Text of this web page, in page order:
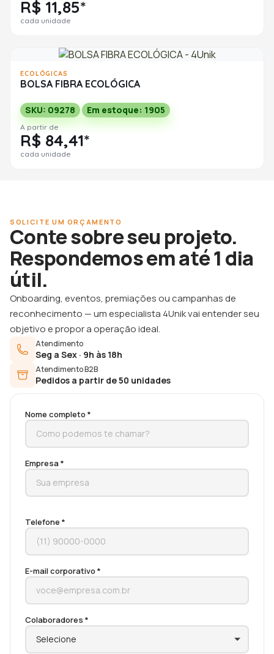
R$ 11,85*
cada unidade
ECOLÓGICAS
BOLSA FIBRA ECOLÓGICA
SKU: 09278 Em estoque: 1905
A partir de
R$ 84,41*
cada unidade
SOLICITE UM ORÇAMENTO
Conte sobre seu projeto.
Respondemos em até 1 dia
útil.
Onboarding, eventos, premiações ou campanhas de
reconhecimento — um especialista 4Unik vai entender seu
objetivo e propor a operação ideal.
Atendimento
Seg a Sex · 9h às 18h
Atendimento B2B
Pedidos a partir de 50 unidades
Nome completo *
Empresa *
Telefone *
E-mail corporativo *
Colaboradores *